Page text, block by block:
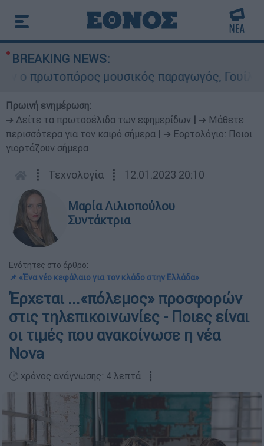
BREAKING NEWS:
μουσικός παραγωγός, Γουίλιαμ
Πρωινή ενημέρωση:
➔ Δείτε τα πρωτοσέλιδα των εφημερίδων
➔ Μάθετε
περισσότερα για τον καιρό σήμερα
➔ Εορτολόγιο: Ποιοι
γιορτάζουν σήμερα
┋ Τεχνολογία ┋ 12.01.2023 20:10
Μαρία Λιλιοπούλου
Συντάκτρια
Ενότητες στο άρθρο:
📌 «Ένα νέο κεφάλαιο για τον κλάδο στην Ελλάδα»
Έρχεται ...«πόλεμος» προσφορών
στις τηλεπικοινωνίες - Ποιες είναι
οι τιμές που ανακοίνωσε η νέα
Nova
🕛 χρόνος ανάγνωσης: 4 λεπτά ┋